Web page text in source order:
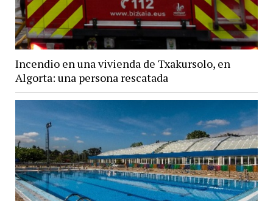
Incendio en una vivienda de Txakursolo, en
Algorta: una persona rescatada